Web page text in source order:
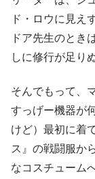
ド・ロウに見え
ドア先生のとき
しに修行が足り
そんでもって、
すっげー機器が
けど）最初に着
ス』の戦闘服か
なコスチューム